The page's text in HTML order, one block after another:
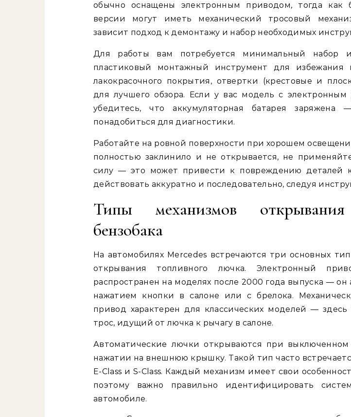
обычно оснащены электронным приводом, тогда как
версии могут иметь механический тросовый
зависит подход к демонтажу и набор необходимых
Для работы вам потребуется минимальный набор
пластиковый монтажный инструмент для избежания
лакокрасочного покрытия, отвертки (крестовые и
для лучшего обзора. Если у вас модель с электронным
убедитесь, что аккумуляторная батарея
понадобиться для диагностики.
Работайте на ровной поверхности при хорошем
полностью заклинило и не открывается, не
силу — это может привести к повреждению деталей
действовать аккуратно и последовательно, следуя
Типы механизмов
бензобака
На автомобилях Mercedes встречаются три основных
открывания топливного лючка. Электронный
распространен на моделях после 2000 года выпуска — он
нажатием кнопки в салоне или с брелока.
привод характерен для классических моделей — здесь
трос, идущий от лючка к рычагу в салоне.
Автоматические лючки открываются при
нажатии на внешнюю крышку. Такой тип часто
E-Class и S-Class. Каждый механизм имеет свои
поэтому важно правильно идентифицировать
автомобиле.